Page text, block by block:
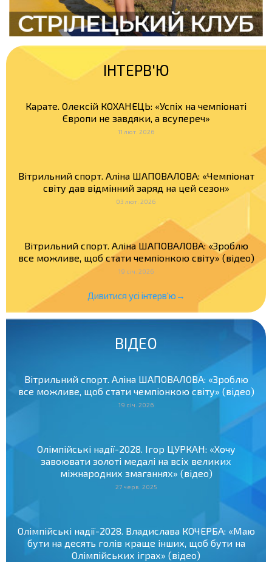
ІНТЕРВ'Ю
Карате. Олексій КОХАНЕЦЬ: «Успіх на чемпіонаті
Європи не завдяки, а всупереч»
11 лют. 2026
Вітрильний спорт. Аліна ШАПОВАЛОВА: «Чемпіонат
світу дав відмінний заряд на цей сезон»
03 лют. 2026
Вітрильний спорт. Аліна ШАПОВАЛОВА: «Зроблю
все можливе, щоб стати чемпіонкою світу» (відео)
19 січ. 2026
Дивитися усі інтерв'ю→
ВІДЕО
Вітрильний спорт. Аліна ШАПОВАЛОВА: «Зроблю
все можливе, щоб стати чемпіонкою світу» (відео)
19 січ. 2026
Олімпійські надії-2028. Ігор ЦУРКАН: «Хочу
завоювати золоті медалі на всіх великих
міжнародних змаганнях» (відео)
27 черв. 2025
Олімпійські надії-2028. Владислава КОЧЕРБА: «Маю
бути на десять голів краще інших, щоб бути на
Олімпійських іграх» (відео)